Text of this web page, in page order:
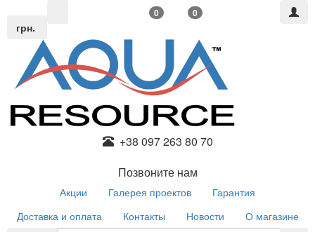
грн.
0 0
+38 097 263 80 70
Позвоните нам
Акции Галерея проектов
Гарантия
Доставка и оплата
Контакты Новости
О магазине